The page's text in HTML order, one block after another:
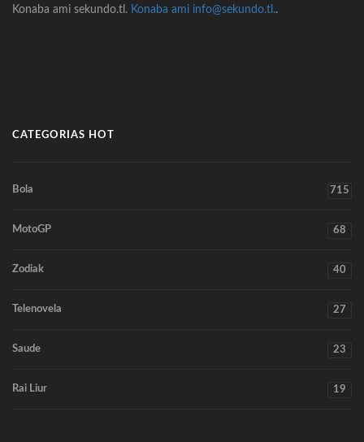
Konaba ami sekundo.tl. Konaba ami info@sekundo.tl..
CATEGORIAS HOT
Bola 715
MotoGP 68
Zodiak 40
Telenovela 27
Saude 23
Rai Liur 19